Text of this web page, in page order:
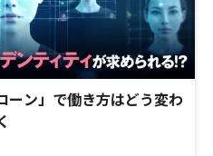
ーン」で働き方はどう変わ